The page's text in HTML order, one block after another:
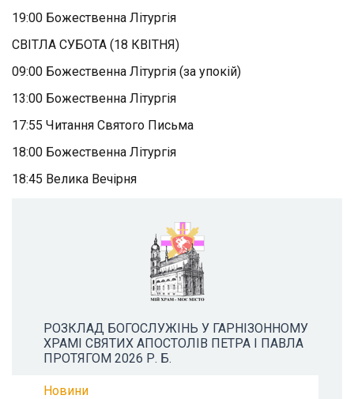
19:00 Божественна Літургія
СВІТЛА СУБОТА (18 КВІТНЯ)
09:00 Божественна Літургія (за упокій)
13:00 Божественна Літургія
17:55 Читання Святого Письма
18:00 Божественна Літургія
18:45 Велика Вечірня
РОЗКЛАД БОГОСЛУЖІНЬ У ГАРНІЗОННОМУ
ХРАМІ СВЯТИХ АПОСТОЛІВ ПЕТРА І ПАВЛА
ПРОТЯГОМ 2026 Р. Б.
Новини